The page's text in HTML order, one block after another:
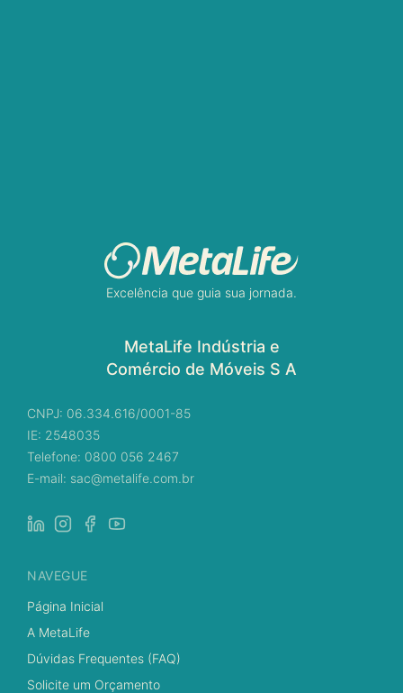
Excelência que guia sua jornada.
MetaLife Indústria e
Comércio de Móveis S A
CNPJ: 06.334.616/0001-85
IE: 2548035
Telefone: 0800 056 2467
E-mail: sac@metalife.com.br
NAVEGUE
Página Inicial
A MetaLife
Dúvidas Frequentes (FAQ)
Solicite um Orçamento